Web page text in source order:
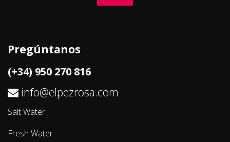
Pregúntanos
(+34) 950 270 816
info@elpezrosa.com
Salt Water
Fresh Water